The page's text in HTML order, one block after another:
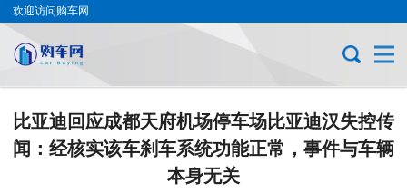
欢迎访问购车网
比亚迪回应成都天府机场停车场比亚迪汉失控传
闻：经核实该车刹车系统功能正常，事件与车辆
本身无关